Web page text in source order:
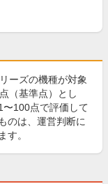
ーズの機種が対象
（基準点）とし
100点で評価して
のは、運営判断に
す。